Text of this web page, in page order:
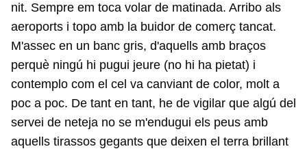
nit. Sempre em toca volar de matinada. Arribo als
aeroports i topo amb la buidor de comerç tancat.
M'assec en un banc gris, d'aquells amb braços
perquè ningú hi pugui jeure (no hi ha pietat) i
contemplo com el cel va canviant de color, molt a
poc a poc. De tant en tant, he de vigilar que algú del
servei de neteja no se m'endugui els peus amb
aquells tirassos gegants que deixen el terra brillant